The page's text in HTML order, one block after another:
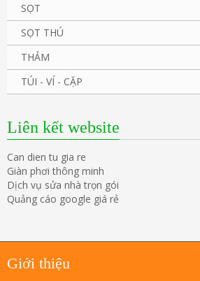
SỌT
SỌT THÚ
THẢM
TÚI - VÍ - CẶP
Liên kết website
Can dien tu gia re
Giàn phơi thông minh
Dịch vụ sửa nhà trọn gói
Quảng cáo google giá rẻ
Giới thiệu